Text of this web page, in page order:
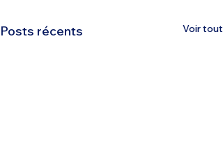
Posts récents Voir tout